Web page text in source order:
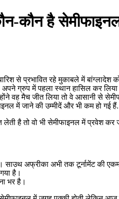
कौन है
से प्रभावित रहे मुकाबले में
ग्रुप में पहला स्थान हासिल कर लिया
वह मैच जीत लिया तो वे आसानी से
में जाने की उम्मीदें और भी कम हो गई हैं.
है तो वो भी सेमीफाइनल में प्रवेश
अफ्रीका अभी तक टूर्नामेंट की
है।
भर है।